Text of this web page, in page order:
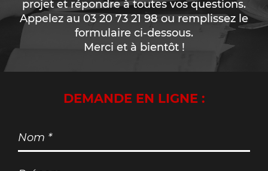
projet et répondre à toutes vos questions.
Appelez au 03 20 73 21 98 ou remplissez le
formulaire ci-dessous.
Merci et à bientôt !
DEMANDE EN LIGNE :